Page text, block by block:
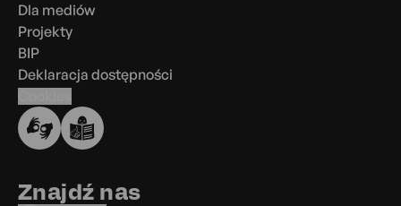
Dla mediów
Projekty
BIP
Deklaracja dostępności
Znajdź nas